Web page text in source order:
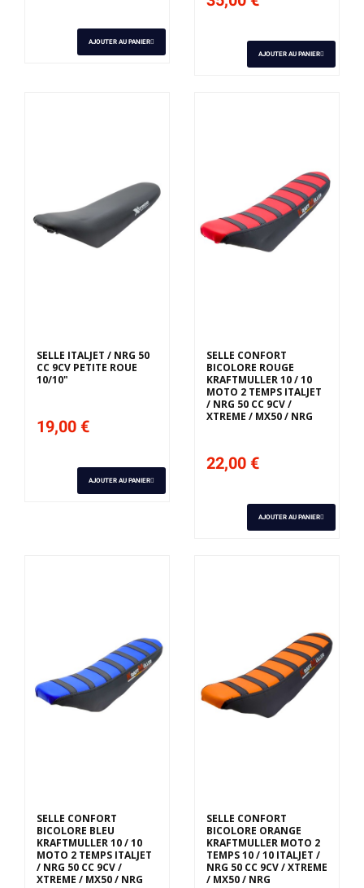
AJOUTER AU PANIER
AJOUTER AU PANIER
SELLE ITALJET / NRG 50
CC 9CV PETITE ROUE
10/10"
19,00 €
AJOUTER AU PANIER
SELLE CONFORT
BICOLORE ROUGE
KRAFTMULLER 10 / 10
MOTO 2 TEMPS ITALJET
/ NRG 50 CC 9CV /
XTREME / MX50 / NRG
22,00 €
AJOUTER AU PANIER
SELLE CONFORT
BICOLORE BLEU
KRAFTMULLER 10 / 10
MOTO 2 TEMPS ITALJET
/ NRG 50 CC 9CV /
XTREME / MX50 / NRG
SELLE CONFORT
BICOLORE ORANGE
KRAFTMULLER MOTO 2
TEMPS 10 / 10 ITALJET /
NRG 50 CC 9CV / XTREME
/ MX50 / NRG